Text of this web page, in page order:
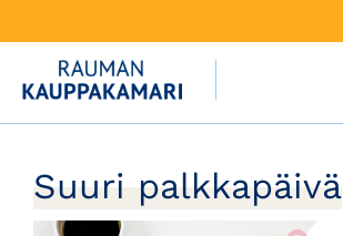
Suuri palkkapäivä